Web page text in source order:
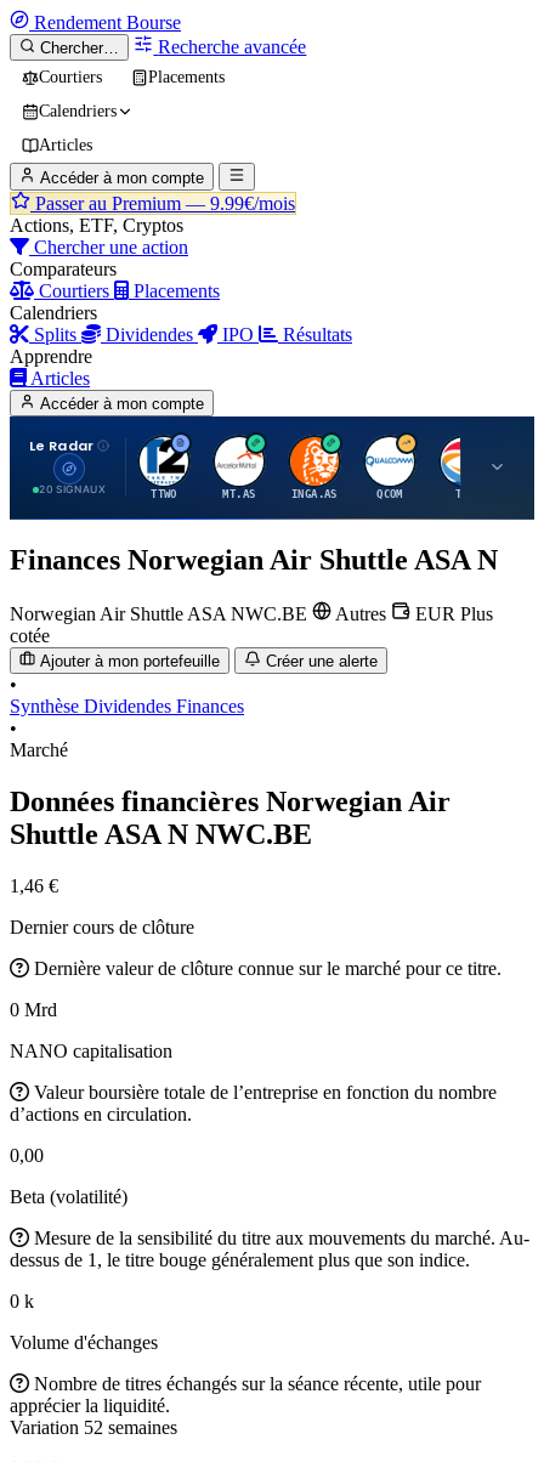
Rendement Bourse
Chercher… Recherche avancée
Courtiers
Placements
Calendriers
Articles
Accéder à mon compte
Passer au Premium — 9.99€/mois
Actions, ETF, Cryptos
Chercher une action
Comparateurs
Courtiers
Placements
Calendriers
Splits
Dividendes IPO
Résultats
Apprendre
Articles
Accéder à mon compte
Le Radar
20 SIGNAUX
T
TTWO
A
MT.AS
I
INGA.AS
Q
QCOM
T
TTE
Finances Norwegian Air Shuttle ASA N
Norwegian Air Shuttle ASA NWC.BE Autres EUR Plus
cotée
Ajouter à mon portefeuille Créer une alerte
•
Synthèse Dividendes Finances
•
Marché
Données financières Norwegian Air
Shuttle ASA N NWC.BE
1,46 €
Dernier cours de clôture
Dernière valeur de clôture connue sur le marché pour ce titre.
0 Mrd
NANO capitalisation
Valeur boursière totale de l’entreprise en fonction du nombre
d’actions en circulation.
0,00
Beta (volatilité)
Mesure de la sensibilité du titre aux mouvements du marché. Au-
dessus de 1, le titre bouge généralement plus que son indice.
0 k
Volume d'échanges
Nombre de titres échangés sur la séance récente, utile pour
apprécier la liquidité.
Variation 52 semaines